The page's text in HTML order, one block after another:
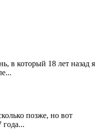
в который 18 лет назад я
позже, но вот
года...